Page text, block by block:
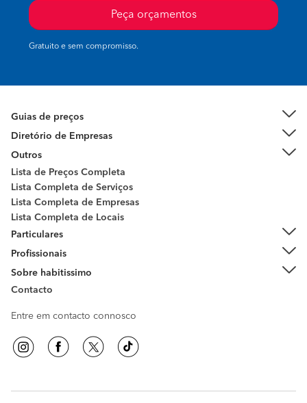
Peça orçamentos
Gratuito e sem compromisso.
Guias de preços
Diretório de Empresas
Outros
Lista de Preços Completa
Lista Completa de Serviços
Lista Completa de Empresas
Lista Completa de Locais
Particulares
Profissionais
Sobre habitissimo
Contacto
Entre em contacto connosco